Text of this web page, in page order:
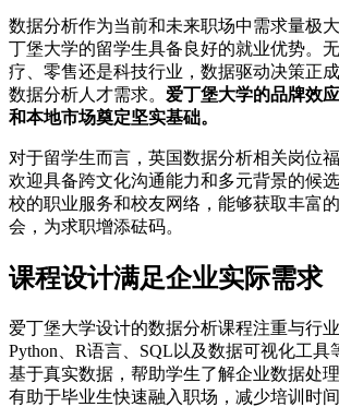
数据分析作为当前和未来职场中需求量极
丁堡大学的留学生具备良好的就业优势。
疗、零售还是科技行业，数据驱动决策正
数据分析人才需求。 爱丁堡大学的品牌效
和本地市场奠定坚实基础。
对于留学生而言，英国数据分析相关岗位
欢迎具备跨文化沟通能力和多元背景的候
校的职业服务和校友网络，能够获取丰富
会，为求职增添砝码。
课程设计满足企业实际需求
爱丁堡大学设计的数据分析课程注重与行
Python、R语言、SQL以及数据可视化工具
基于真实数据，帮助学生了解企业数据处
有助于毕业生快速融入职场，减少培训时间